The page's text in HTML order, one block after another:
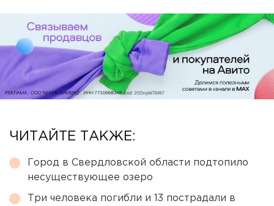
ЧИТАЙТЕ ТАКЖЕ:
Город в Свердловской области подтопило
несуществующее озеро
Три человека погибли и 13 пострадали в